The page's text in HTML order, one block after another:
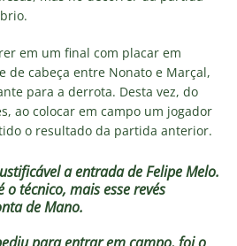
em um final com placar em
de cabeça entre Nonato e Marçal,
para a derrota. Desta vez, do
ao colocar em campo um jogador
o resultado da partida anterior.
a entrada de Felipe Melo.
o técnico, mais esse revés
de Mano.